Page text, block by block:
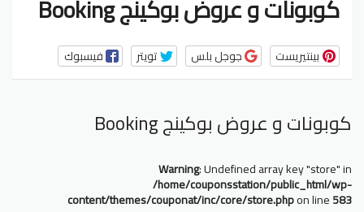
كوبونات و عروض بوكينج Booking
فيسبوك تويتر جوجل بلس بينتيريست
كوبونات و عروض بوكينج Booking
Warning: Undefined array key "store" in
/home/couponsstation/public_html/wp-
content/themes/couponat/inc/core/store.phpon line583